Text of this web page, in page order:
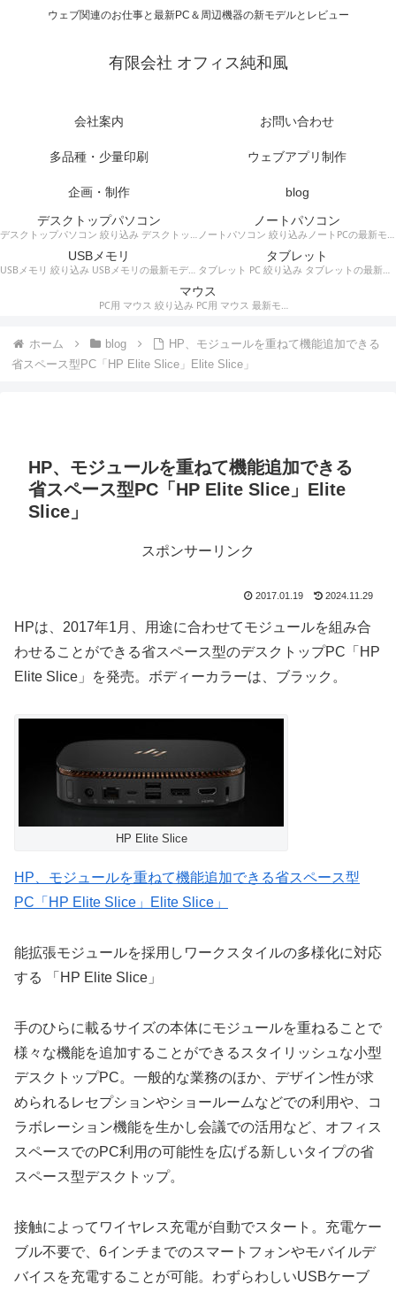
ウェブ関連のお仕事と最新PC＆周辺機器の新モデルとレビュー
有限会社 オフィス純和風
会社案内 お問い合わせ
多品種・少量印刷 ウェブアプリ制作
企画・制作
blog
デスクトップパソコン
デスクトップパソコン 絞り込み デスクトップPCの最新モデルやスペック・仕様に関する情報。
ノートパソコン
ノートパソコン 絞り込みノートPCの最新モデルやスペック・仕様に関する情報。
USBメモリ
USBメモリ 絞り込み USBメモリの最新モデルやスペック・仕様に関する情報。
タブレット
タブレット PC 絞り込み タブレットの最新モデルやスペック・仕様に関する情報。
マウス
PC用 マウス 絞り込み PC用 マウス 最新モデルやスペック・仕様に関する情報。ワイヤレスマウス、有線マウス、接続タイプなど。
ホーム blog
HP、モジュールを重ねて機能追加できる
省スペース型PC「HP Elite Slice」Elite Slice」
HP、モジュールを重ねて機能追加できる
省スペース型PC「HP Elite Slice」Elite
Slice」
スポンサーリンク
2017.01.19 2024.11.29
HPは、2017年1月、用途に合わせてモジュールを組み合
わせることができる省スペース型のデスクトップPC「HP
Elite Slice」を発売。ボディーカラーは、ブラック。
HP Elite Slice
HP、モジュールを重ねて機能追加できる省スペース型
PC「HP Elite Slice」Elite Slice」
能拡張モジュールを採用しワークスタイルの多様化に対応
する 「HP Elite Slice」
手のひらに載るサイズの本体にモジュールを重ねることで
様々な機能を追加することができるスタイリッシュな小型
デスクトップPC。一般的な業務のほか、デザイン性が求
められるレセプションやショールームなどでの利用や、コ
ラボレーション機能を生かし会議での活用など、オフィス
スペースでのPC利用の可能性を広げる新しいタイプの省
スペース型デスクトップ。
接触によってワイヤレス充電が自動でスタート。充電ケー
ブル不要で、6インチまでのスマートフォンやモバイルデ
バイスを充電することが可能。わずらわしいUSBケーブ